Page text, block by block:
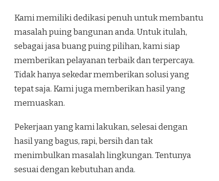
Kami memiliki dedikasi penuh untuk membantu
masalah puing bangunan anda. Untuk itulah,
sebagai jasa buang puing pilihan, kami siap
memberikan pelayanan terbaik dan terpercaya.
Tidak hanya sekedar memberikan solusi yang
tepat saja. Kami juga memberikan hasil yang
memuaskan.
Pekerjaan yang kami lakukan, selesai dengan
hasil yang bagus, rapi, bersih dan tak
menimbulkan masalah lingkungan. Tentunya
sesuai dengan kebutuhan anda.